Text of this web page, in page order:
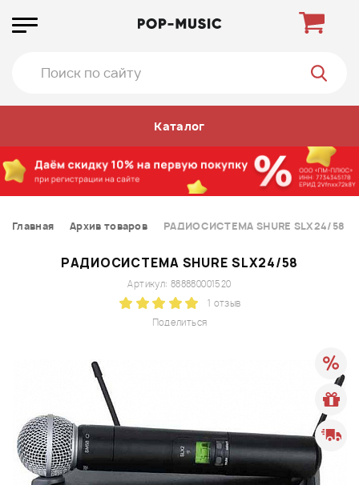
Каталог
Главная Архив товаров РАДИОСИСТЕМА SHURE SLX24/58
РАДИОСИСТЕМА SHURE SLX24/58
Поделиться
Артикул: 888880001520
1 отзыв